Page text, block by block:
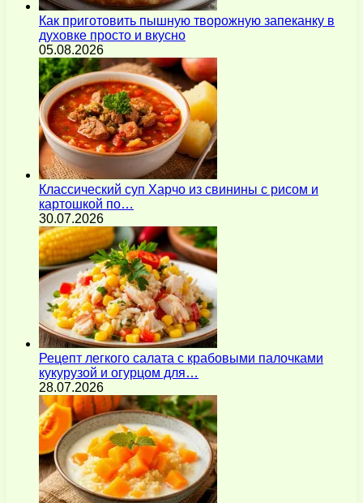
Как приготовить пышную творожную запеканку в
духовке просто и вкусно
05.08.2026
Классический суп Харчо из свинины с рисом и
картошкой по…
30.07.2026
Рецепт легкого салата с крабовыми палочками
кукурузой и огурцом для…
28.07.2026